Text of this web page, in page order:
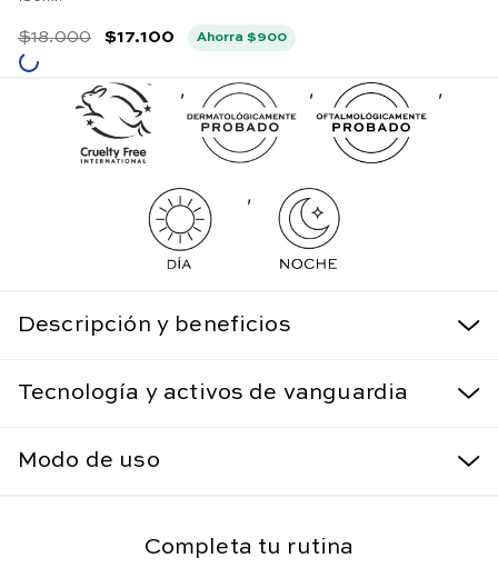
$18.000 $17.100 Ahorra$900
, , ,
,
Descripción y beneficios
Tecnología y activos de vanguardia
Modo de uso
Completa tu rutina